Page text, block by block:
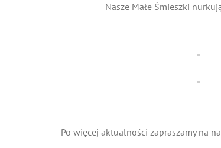
Nasze Małe Śmieszki
Po więcej aktualności zapraszamy na